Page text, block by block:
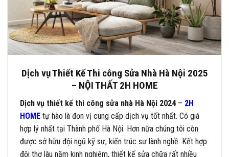
Dịch vụ Thiết Kế Thi công Sửa Nhà Hà Nội 2025
– NỘI THẤT 2H HOME
Dịch vụ thiết kế thi công sửa nhà Hà Nội 2024– 2H
HOME tự hào là đơn vị cung cấp dịch vụ tốt nhất. Có giá
hợp lý nhất tại Thành phố Hà Nội. Hơn nữa chúng tôi còn
được sở hữu đội ngũ kỹ sư, kiến trúc sư lành nghề. Kết hợp
đội thợ lâu năm kinh nghiệm, thiết kế sửa chữa rất nhiều